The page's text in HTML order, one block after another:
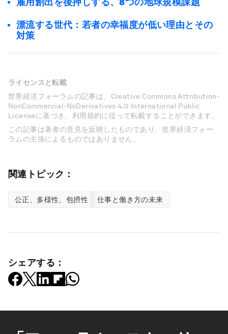
漂流する世代：若者の幸福度が低い理由とその
対策
ライセンスと転載
世界経済フォーラムの記事は、Creative Commons Attribution-
NonCommercial-NoDerivatives 4.0 International Public
Licenseに基づき、利用規約に従って転載することができます。
この記事は著者の意見を反映したものであり、世界経済フォー
ラムの主張によるものではありません。
関連トピック：
公正、多様性、包摂性 仕事と働き方の未来
シェアする：